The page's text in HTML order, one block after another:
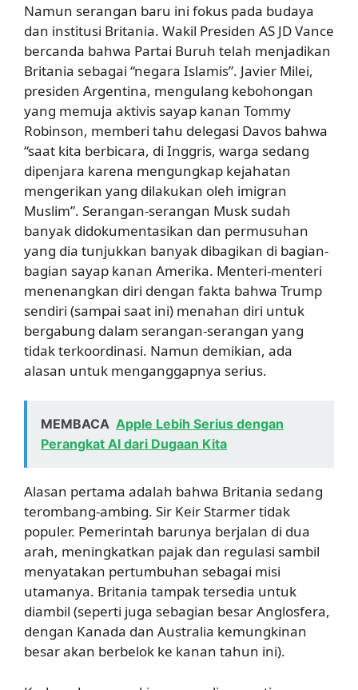
Namun serangan baru ini fokus pada budaya
dan institusi Britania. Wakil Presiden AS JD Vance
bercanda bahwa Partai Buruh telah menjadikan
Britania sebagai “negara Islamis”. Javier Milei,
presiden Argentina, mengulang kebohongan
yang memuja aktivis sayap kanan Tommy
Robinson, memberi tahu delegasi Davos bahwa
“saat kita berbicara, di Inggris, warga sedang
dipenjara karena mengungkap kejahatan
mengerikan yang dilakukan oleh imigran
Muslim”. Serangan-serangan Musk sudah
banyak didokumentasikan dan permusuhan
yang dia tunjukkan banyak dibagikan di bagian-
bagian sayap kanan Amerika. Menteri-menteri
menenangkan diri dengan fakta bahwa Trump
sendiri (sampai saat ini) menahan diri untuk
bergabung dalam serangan-serangan yang
tidak terkoordinasi. Namun demikian, ada
alasan untuk menganggapnya serius.
MEMBACA Apple Lebih Serius dengan
Perangkat AI dari Dugaan Kita
Alasan pertama adalah bahwa Britania sedang
terombang-ambing. Sir Keir Starmer tidak
populer. Pemerintah barunya berjalan di dua
arah, meningkatkan pajak dan regulasi sambil
menyatakan pertumbuhan sebagai misi
utamanya. Britania tampak tersedia untuk
diambil (seperti juga sebagian besar Anglosfera,
dengan Kanada dan Australia kemungkinan
besar akan berbelok ke kanan tahun ini).